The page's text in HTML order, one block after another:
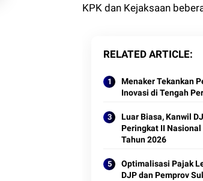
KPK dan Kejaksaan
RELATED ARTICLE
Menaker Tekankan
Inovasi di Tengah
Luar Biasa, Kanwil
Peringkat II
Tahun 2026
Optimalisasi Pajak
DJP dan Pemprov